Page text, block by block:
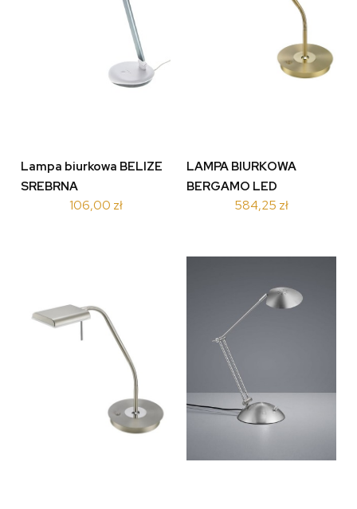
Lampa biurkowa BELIZE
SREBRNA
106,00 zł
LAMPA BIURKOWA
BERGAMO LED
MOSIĄDZ 520910108
584,25 zł